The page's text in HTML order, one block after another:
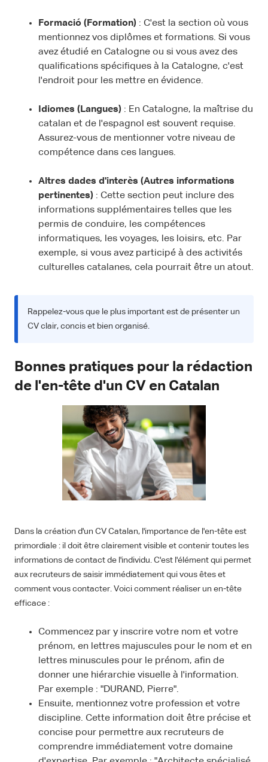
Formació (Formation) : C'est la section où vous
mentionnez vos diplômes et formations. Si vous
avez étudié en Catalogne ou si vous avez des
qualifications spécifiques à la Catalogne, c'est
l'endroit pour les mettre en évidence.
Idiomes (Langues) : En Catalogne, la maîtrise du
catalan et de l'espagnol est souvent requise.
Assurez-vous de mentionner votre niveau de
compétence dans ces langues.
Altres dades d'interès (Autres informations
pertinentes) : Cette section peut inclure des
informations supplémentaires telles que les
permis de conduire, les compétences
informatiques, les voyages, les loisirs, etc. Par
exemple, si vous avez participé à des activités
culturelles catalanes, cela pourrait être un atout.
Rappelez-vous que le plus important est de présenter un
CV clair, concis et bien organisé.
Bonnes pratiques pour la rédaction
de l'en-tête d'un CV en Catalan
Dans la création d'un CV Catalan, l'importance de l'en-tête est
primordiale : il doit être clairement visible et contenir toutes les
informations de contact de l'individu. C'est l'élément qui permet
aux recruteurs de saisir immédiatement qui vous êtes et
comment vous contacter. Voici comment réaliser un en-tête
efficace :
Commencez par y inscrire votre nom et votre
prénom, en lettres majuscules pour le nom et en
lettres minuscules pour le prénom, afin de
donner une hiérarchie visuelle à l'information.
Par exemple : "DURAND, Pierre".
Ensuite, mentionnez votre profession et votre
discipline. Cette information doit être précise et
concise pour permettre aux recruteurs de
comprendre immédiatement votre domaine